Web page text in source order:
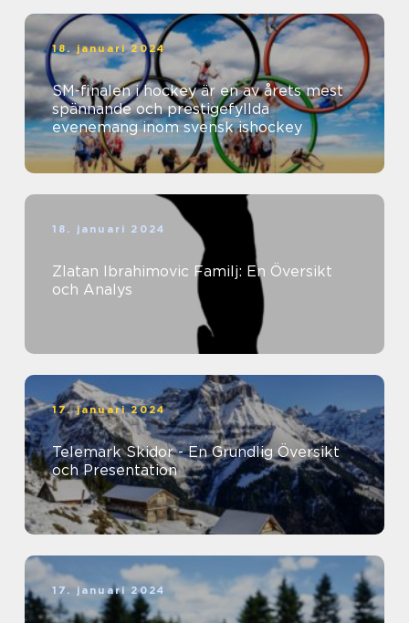
18. januari 2024
SM-finalen i hockey är en av årets mest
spännande och prestigefyllda
evenemang inom svensk ishockey
18. januari 2024
Zlatan Ibrahimovic Familj: En Översikt
och Analys
17. januari 2024
Telemark Skidor - En Grundlig Översikt
och Presentation
17. januari 2024